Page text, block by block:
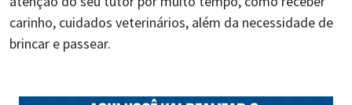
carinho, cuidados veterinários, além da necessidade de
brincar e passear.